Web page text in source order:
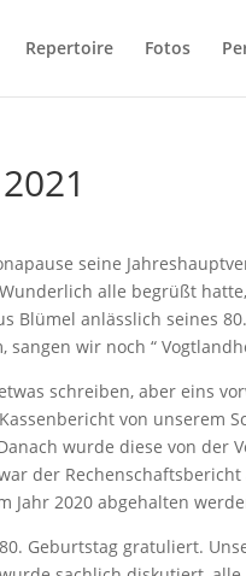
Repertoire Fotos
seine
alle begrüßt
Blümel anlässlich seines
wir noch “
schreiben, aber eins
von unserem
wurde diese von der
der
Jahr 2020 abgehalten
Geburtstag gratuliert.